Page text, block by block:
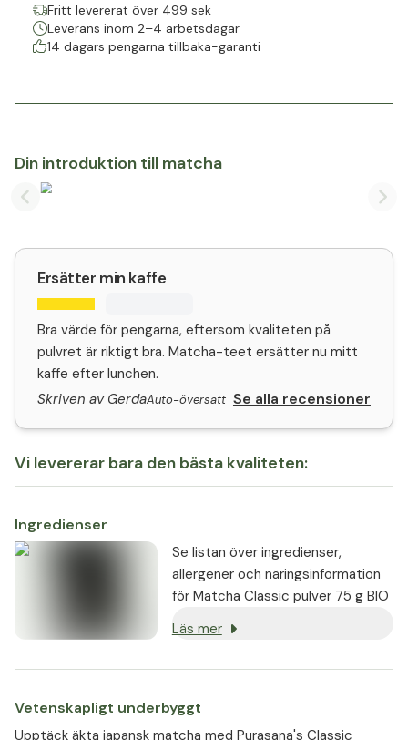
Fritt levererat över 499 sek
Leverans inom 2–4 arbetsdagar
14 dagars pengarna tillbaka-garanti
Din introduktion till matcha
Previous slide
Ersätter min kaffe
Bra värde för pengarna, eftersom kvaliteten på
pulvret är riktigt bra. Matcha-teet ersätter nu mitt
kaffe efter lunchen.
Skriven av GerdaAuto-översatt Se alla recensioner
Vi levererar bara den bästa kvaliteten:
Ingredienser
Se listan över ingredienser,
allergener och näringsinformation
för Matcha Classic pulver 75 g BIO
Läs mer
Vetenskapligt underbyggt
Upptäck äkta japansk matcha med Purasana's Classic